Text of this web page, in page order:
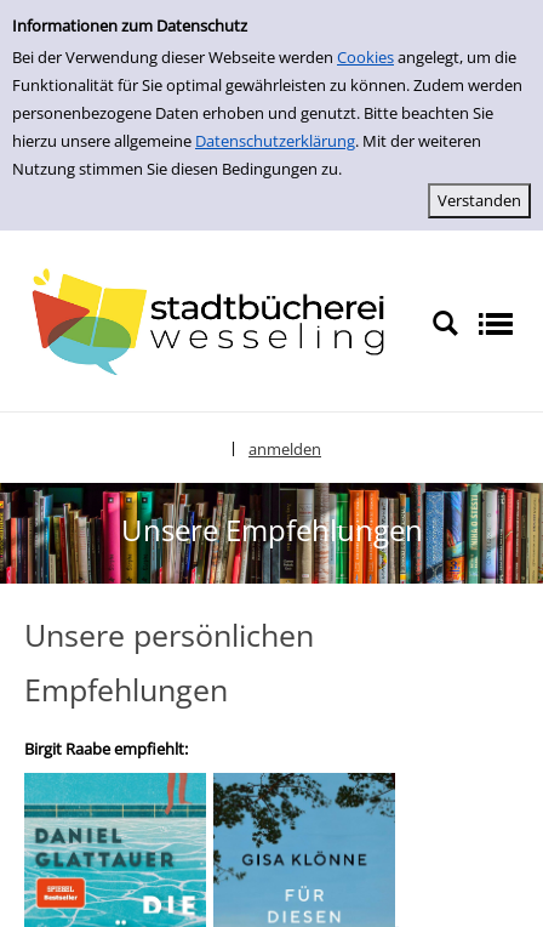
Informationen zum Datenschutz
Bei der Verwendung dieser Webseite werden Cookiesangelegt, um die
Funktionalität für Sie optimal gewährleisten zu können. Zudem werden
personenbezogene Daten erhoben und genutzt. Bitte beachten Sie
hierzu unsere allgemeine Datenschutzerklärung. Mit der weiteren
Nutzung stimmen Sie diesen Bedingungen zu.
zur Navigation springen
zum Inhalt springen
anmelden
Unsere Empfehlungen
Unsere persönlichen
Empfehlungen
Birgit Raabe empfiehlt: